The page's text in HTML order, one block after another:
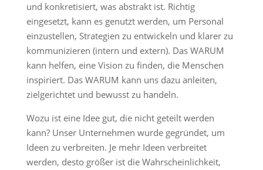
und konkretisiert, was abstrakt ist. Richtig
eingesetzt, kann es genutzt werden, um Personal
einzustellen, Strategien zu entwickeln und klarer zu
kommunizieren (intern und extern). Das WARUM
kann helfen, eine Vision zu finden, die Menschen
inspiriert. Das WARUM kann uns dazu anleiten,
zielgerichtet und bewusst zu handeln.
Wozu ist eine Idee gut, die nicht geteilt werden
kann? Unser Unternehmen wurde gegründet, um
Ideen zu verbreiten. Je mehr Ideen verbreitet
werden, desto größer ist die Wahrscheinlichkeit,